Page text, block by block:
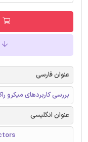
عنوان فارسی
بررسی کاربردهای میکرو
عنوان انگلیسی